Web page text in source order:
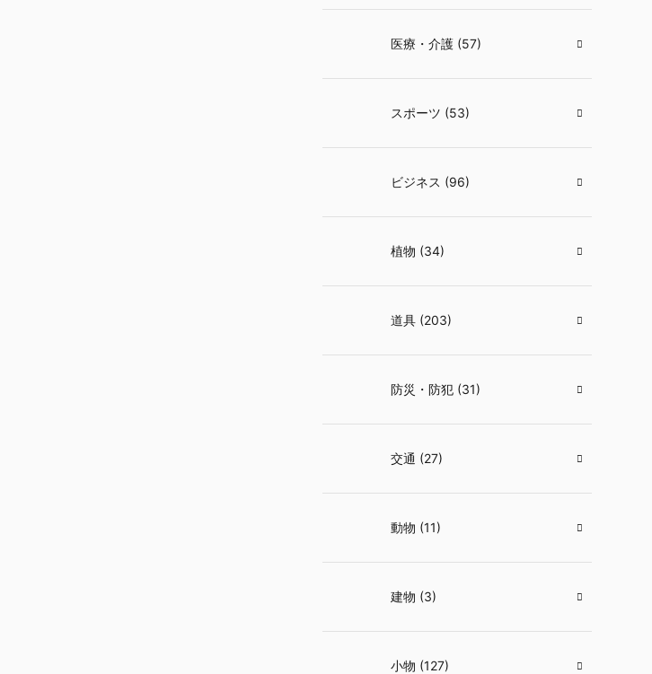
医療・介護 (57)
スポーツ (53)
ビジネス (96)
植物 (34)
道具 (203)
防災・防犯 (31)
交通 (27)
動物 (11)
建物 (3)
小物 (127)